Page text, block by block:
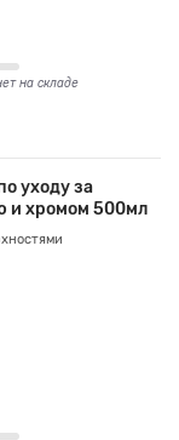
на складе
уходу за
и хромом 500мл